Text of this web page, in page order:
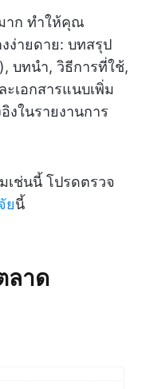
าก ทำให้คุณ
ง่ายดาย: บทสรุป
บทนำ, วิธีการที่ใช้,
เอกสารแนบเพิ่ม
งในรายงานการ
เช่นนี้ โปรดตรวจ
ยนี้
ลาด